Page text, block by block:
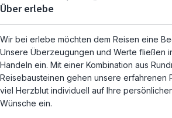
Über erlebe
Wir bei erlebe möchten dem Reisen eine
Unsere Überzeugungen und Werte fließen
Handeln ein. Mit einer Kombination aus
Reisebausteinen gehen unsere erfahrenen
viel Herzblut individuell auf Ihre
Wünsche ein.